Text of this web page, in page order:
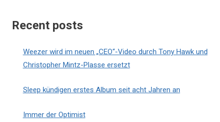
Recent posts
Weezer wird im neuen „CEO“-Video durch Tony Hawk und
Christopher Mintz-Plasse ersetzt
Sleep kündigen erstes Album seit acht Jahren an
Immer der Optimist